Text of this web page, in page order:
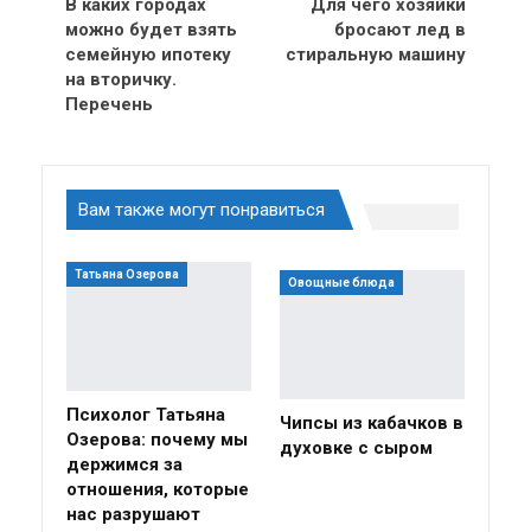
В каких городах
можно будет взять
семейную ипотеку
на вторичку.
Перечень
Для чего хозяйки
бросают лед в
стиральную машину
Вам также могут понравиться
Татьяна Озерова
Психолог Татьяна
Озерова: почему мы
держимся за
отношения, которые
нас разрушают
Овощные блюда
Чипсы из кабачков в
духовке с сыром